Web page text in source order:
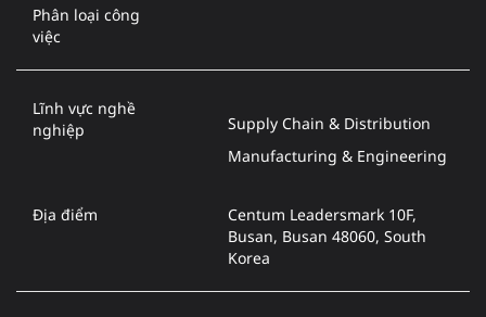
Phân loại công
việc
Lĩnh vực nghề
nghiệp
Supply Chain & Distribution
Manufacturing & Engineering
Địa điểm
Centum Leadersmark 10F,
Busan, Busan 48060, South
Korea